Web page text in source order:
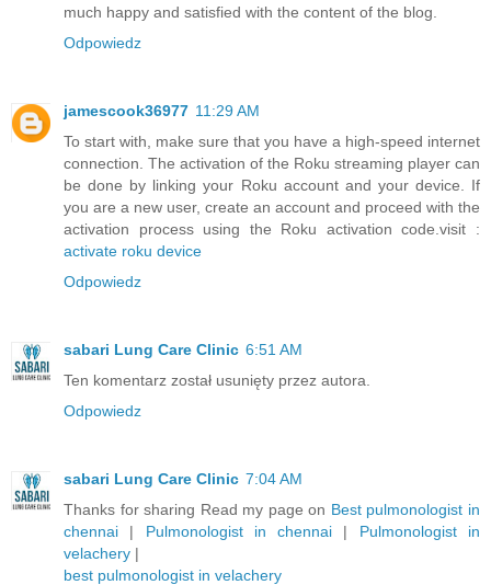
much happy and satisfied with the content of the blog.
Odpowiedz
jamescook36977 11:29 AM
To start with, make sure that you have a high-speed internet
connection. The activation of the Roku streaming player can
be done by linking your Roku account and your device. If
you are a new user, create an account and proceed with the
activation process using the Roku activation code.visit :
activate roku device
Odpowiedz
sabari Lung Care Clinic 6:51 AM
Ten komentarz został usunięty przez autora.
Odpowiedz
sabari Lung Care Clinic 7:04 AM
Thanks for sharing Read my page on Best pulmonologist in
chennai | Pulmonologist in chennai | Pulmonologist in
velachery |
best pulmonologist in velachery